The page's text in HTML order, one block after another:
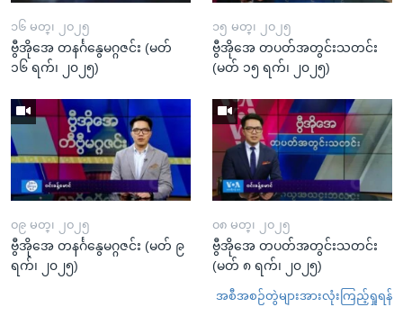
၁၆ မတ္၊ ၂၀၂၅
ဗွီအိုအေ တနင်္ဂနွေမဂ္ဂဇင်း (မတ်
၁၆ ရက်၊ ၂၀၂၅)
၁၅ မတ္၊ ၂၀၂၅
ဗွီအိုအေ တပတ်အတွင်းသတင်း
(မတ် ၁၅ ရက်၊ ၂၀၂၅)
၀၉ မတ္၊ ၂၀၂၅
ဗွီအိုအေ တနင်္ဂနွေမဂ္ဂဇင်း (မတ် ၉
ရက်၊ ၂၀၂၅)
၀၈ မတ္၊ ၂၀၂၅
ဗွီအိုအေ တပတ်အတွင်းသတင်း
(မတ် ၈ ရက်၊ ၂၀၂၅)
အစီအစဉ်တွဲများအားလုံးကြည့်ရှုရန်